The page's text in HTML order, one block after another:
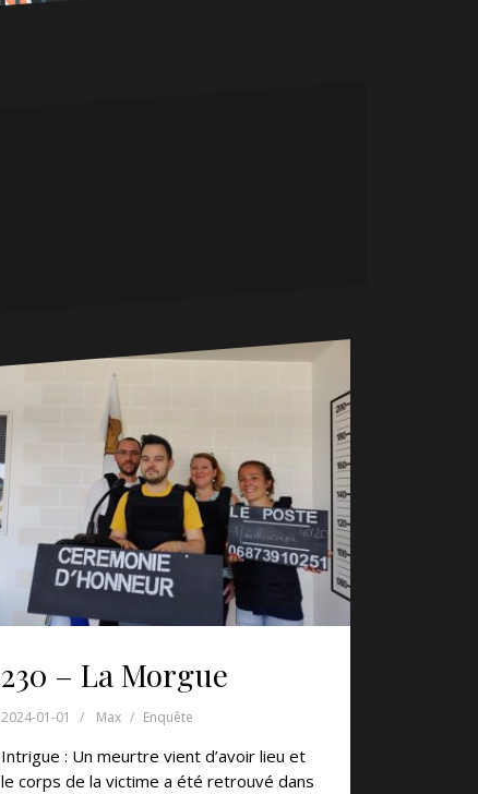
230 – La Morgue
2024-01-01 Max Enquête
Intrigue : Un meurtre vient d’avoir lieu et
le corps de la victime a été retrouvé dans